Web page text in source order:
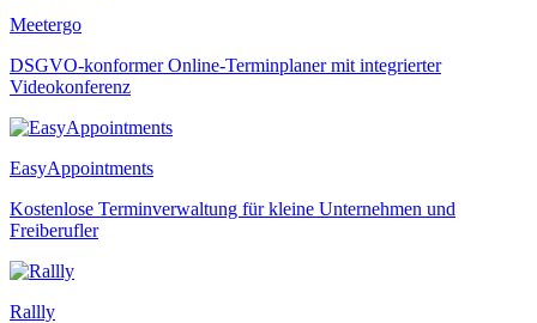
Meetergo
DSGVO-konformer Online-Terminplaner mit integrierter
Videokonferenz
EasyAppointments
Kostenlose Terminverwaltung für kleine Unternehmen und
Freiberufler
Rallly